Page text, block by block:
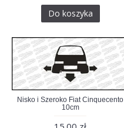
Do koszyka
Nisko i Szeroko Fiat Cinquecento
10cm